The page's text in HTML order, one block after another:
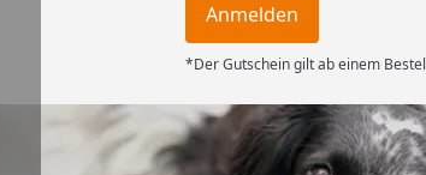
Anmelden
*Der Gutschein gilt ab einem